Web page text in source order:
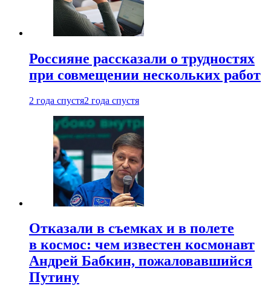
Россияне рассказали о трудностях
при совмещении нескольких работ
2 года спустя2 года спустя
Отказали в съемках и в полете
в космос: чем известен космонавт
Андрей Бабкин, пожаловавшийся
Путину